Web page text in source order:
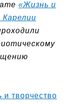
«Жизнь и
творчество